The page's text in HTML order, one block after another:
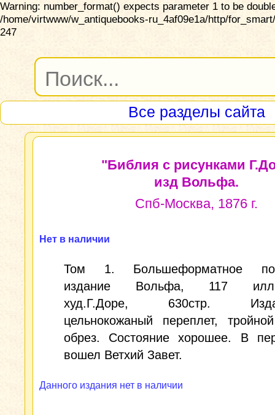
Warning: number_format() expects parameter 1 to be
/home/virtwww/w_antiquebooks-ru_4af09e1a/http/
247
Все разделы сайта
"Библия с рисунками
изд Вольфа.
Спб-Москва, 1876 г.
Нет в наличии
Том 1. Большеформатное
издание Вольфа, 117
худ.Г.Доре, 630стр.
цельнокожаный переплет,
обрез. Состояние хорошее. В
вошел Ветхий Завет.
Данного издания нет в наличии